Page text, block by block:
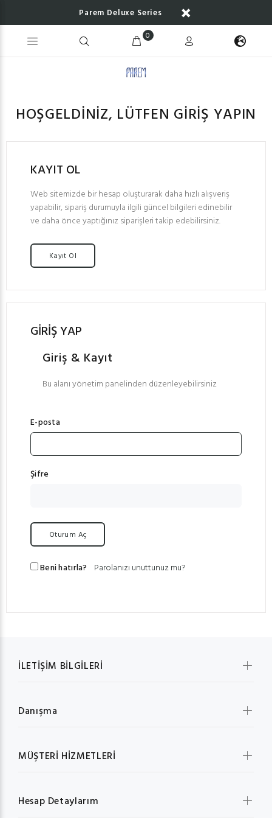
Parem Deluxe Series
0
HOŞGELDİNİZ, LÜTFEN GİRİŞ YAPIN
KAYIT OL
Web sitemizde bir hesap oluşturarak daha hızlı alışveriş
yapabilir, sipariş durumuyla ilgili güncel bilgileri edinebilir
ve daha önce yaptığınız siparişleri takip edebilirsiniz.
Kayıt Ol
GİRİŞ YAP
Giriş & Kayıt
Bu alanı yönetim panelinden düzenleyebilirsiniz
E-posta
Şifre
Oturum Aç
Beni hatırla? Parolanızı unuttunuz mu?
İLETİŞİM BİLGİLERİ
Danışma
MÜŞTERİ HİZMETLERİ
Hesap Detaylarım